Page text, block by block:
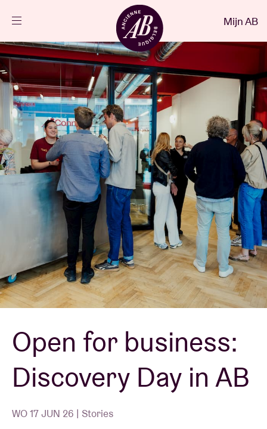
Agenda
Projecten
Nieuws
Bezoekersinfo
AB ❤ you
Zaalhuur
BRDCST
ABtv
Concertcheque
Mijn AB
Open for business:
Discovery Day in AB
WO 17 JUN 26 | Stories